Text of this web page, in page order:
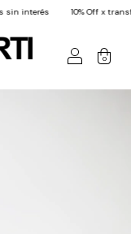
10% Off x transferencia | 3
0